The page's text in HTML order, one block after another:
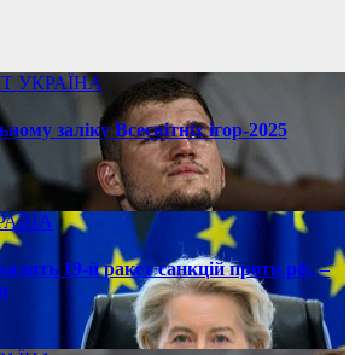
УКРАЇНА
заліку Всесвітніх ігор-2025
19-й ракет санкцій проти рф, –